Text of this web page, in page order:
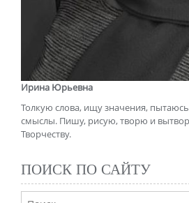
Ирина Юрьевна
Толкую слова, ищу значения,
смыслы. Пишу, рисую, творю и
Творчеству.
ПОИСК ПО САЙТУ